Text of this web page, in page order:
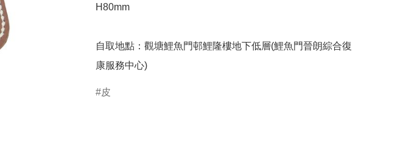
H80mm
自取地點：觀塘鯉魚門邨鯉隆樓地下低層(鯉魚門晉朗綜合復
康服務中心)
皮